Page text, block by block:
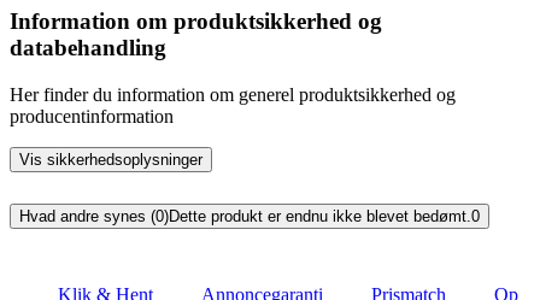
Information om produktsikkerhed og
databehandling
Her finder du information om generel produktsikkerhed og
producentinformation
Vis sikkerhedsoplysninger
Hvad andre synes (0)Dette produkt er endnu ikke blevet bedømt. 0
Klik & Hent Annoncegaranti Prismatch Op